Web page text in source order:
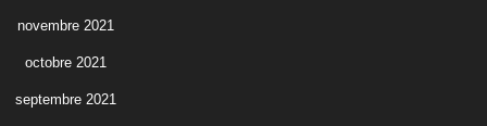
novembre 2021
octobre 2021
septembre 2021